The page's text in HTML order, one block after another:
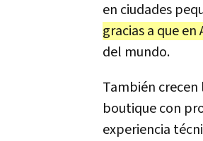
en ciudades
gracias a que
del mundo.
También crecen
boutique con
experiencia